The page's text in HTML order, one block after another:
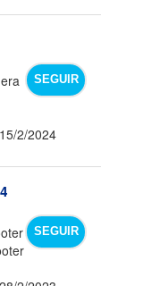
SEGUIR
15/2/2024
SEGUIR